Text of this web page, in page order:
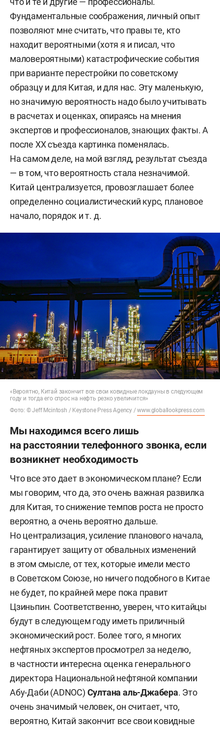
Фундаментальные соображения, личный опыт
позволяют мне считать, что правы те, кто
находит вероятными (хотя я и писал, что
маловероятными) катастрофические события
при варианте перестройки по советскому
образцу и для Китая, и для нас. Эту маленькую,
но значимую вероятность надо было учитывать
в расчетах и оценках, опираясь на мнения
экспертов и профессионалов, знающих факты. А
после XX съезда картинка поменялась.
На самом деле, на мой взгляд, результат съезда
— в том, что вероятность стала незначимой.
Китай централизуется, провозглашает более
определенно социалистический курс, плановое
начало, порядок и т. д.
«Вероятно, Китай закончит все свои ковидные локдауны в следующем
году и тогда его спрос на нефть резко увеличится»
Фото: © Jeff Mcintosh / Keystone Press Agency /www.globallookpress.com
Мы находимся всего лишь
на расстоянии телефонного звонка, если
возникнет необходимость
Что все это дает в экономическом плане? Если
мы говорим, что да, это очень важная развилка
для Китая, то снижение темпов роста не просто
вероятно, а очень вероятно дальше.
Но централизация, усиление планового начала,
гарантирует защиту от обвальных изменений
в этом смысле, от тех, которые имели место
в Советском Союзе, но ничего подобного в Китае
не будет, по крайней мере пока правит
Цзиньпин. Соответственно, уверен, что китайцы
будут в следующем году иметь приличный
экономический рост. Более того, я многих
нефтяных экспертов просмотрел за неделю,
в частности интересна оценка генерального
директора Национальной нефтяной компании
Абу-Даби (ADNOC) Султана аль-Джабера. Это
очень значимый человек, он считает, что,
вероятно, Китай закончит все свои ковидные